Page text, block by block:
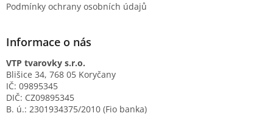
Podmínky ochrany osobních údajů
Informace o nás
VTP tvarovky s.r.o.
Blišice 34, 768 05 Koryčany
IČ: 09895345
DIČ: CZ09895345
B. ú.: 2301934375/2010 (Fio banka)